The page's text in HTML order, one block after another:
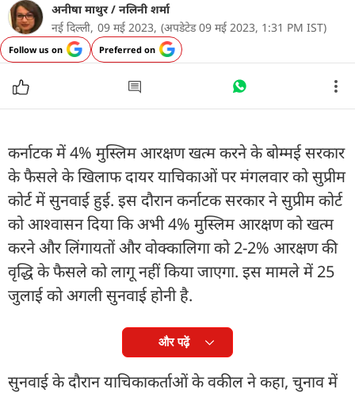
अनीषा माथुर/ नलिनी शर्मा
नई दिल्ली, 09 मई 2023, (अपडेटेड 09 मई 2023, 1:31 PM IST)
Follow us on Preferred on
कर्नाटक में 4% मुस्लिम आरक्षण खत्म करने के बोम्मई सरकार
के फैसले के खिलाफ दायर याचिकाओं पर मंगलवार को सुप्रीम
कोर्ट में सुनवाई हुई. इस दौरान कर्नाटक सरकार ने सुप्रीम कोर्ट
को आश्वासन दिया कि अभी 4% मुस्लिम आरक्षण को खत्म
करने और लिंगायतों और वोक्कालिगा को 2-2% आरक्षण की
वृद्धि के फैसले को लागू नहीं किया जाएगा. इस मामले में 25
जुलाई को अगली सुनवाई होनी है.
और पढ़ें
सुनवाई के दौरान याचिकाकर्ताओं के वकील ने कहा, चुनाव में